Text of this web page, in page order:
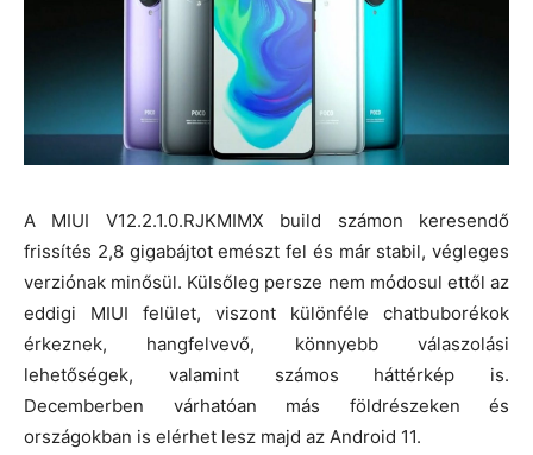
A MIUI V12.2.1.0.RJKMIMX build számon keresendő
frissítés 2,8 gigabájtot emészt fel és már stabil, végleges
verziónak minősül. Külsőleg persze nem módosul ettől az
eddigi MIUI felület, viszont különféle chatbuborékok
érkeznek, hangfelvevő, könnyebb válaszolási
lehetőségek, valamint számos háttérkép is.
Decemberben várhatóan más földrészeken és
országokban is elérhet lesz majd az Android 11.